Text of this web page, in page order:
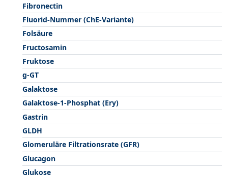
Fibronectin
Fluorid-Nummer (ChE-Variante)
Folsäure
Fructosamin
Fruktose
g-GT
Galaktose
Galaktose-1-Phosphat (Ery)
Gastrin
GLDH
Glomeruläre Filtrationsrate (GFR)
Glucagon
Glukose